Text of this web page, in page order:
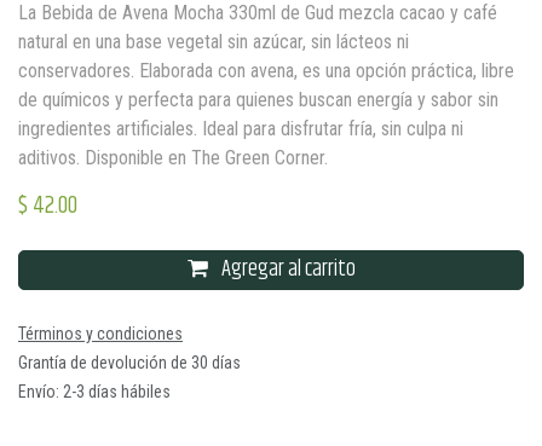
La Bebida de Avena Mocha 330ml de Gud mezcla cacao y café
natural en una base vegetal sin azúcar, sin lácteos ni
conservadores. Elaborada con avena, es una opción práctica, libre
de químicos y perfecta para quienes buscan energía y sabor sin
ingredientes artificiales. Ideal para disfrutar fría, sin culpa ni
aditivos. Disponible en The Green Corner.
$42.00
Agregar al carrito
Términos y condiciones
Grantía de devolución de 30 días
Envío: 2-3 días hábiles